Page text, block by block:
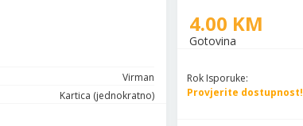
Virman
Kartica (jednokratno)
4.00 KM
Gotovina
Rok Isporuke:
Provjerite dostupnost!